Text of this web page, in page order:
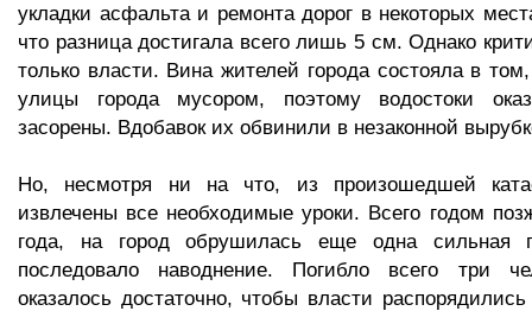
укладки асфальта и ремонта дорог в некоторых
что разница достигала всего лишь 5 см. Однако
только власти. Вина жителей города состояла в
улицы города мусором, поэтому водостоки
засорены. Вдобавок их обвинили в незаконной
Но, несмотря ни на что, из произошедшей
извлечены все необходимые уроки. Всего годом
года, на город обрушилась еще одна сильная
последовало наводнение. Погибло всего три
оказалось достаточно, чтобы власти